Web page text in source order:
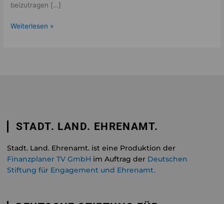
beizutragen […]
Weiterlesen »
STADT. LAND. EHRENAMT.
Stadt. Land. Ehrenamt. ist eine Produktion der
Finanzplaner TV GmbH im Auftrag der Deutschen
Stiftung für Engagement und Ehrenamt.